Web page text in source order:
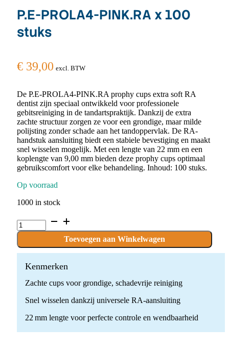
P.E-PROLA4-PINK.RA x 100
stuks
€ 39,00 excl. BTW
De P.E-PROLA4-PINK.RA prophy cups extra soft RA
dentist zijn speciaal ontwikkeld voor professionele
gebitsreiniging in de tandartspraktijk. Dankzij de extra
zachte structuur zorgen ze voor een grondige, maar milde
polijsting zonder schade aan het tandoppervlak. De RA-
handstuk aansluiting biedt een stabiele bevestiging en maakt
snel wisselen mogelijk. Met een lengte van 22 mm en een
koplengte van 9,00 mm bieden deze prophy cups optimaal
gebruikscomfort voor elke behandeling. Inhoud: 100 stuks.
Op voorraad
1000 in stock
P.E-
PROLA4-
x
100
stuks
Toevoegen aan Winkelwagen
Kenmerken
Zachte cups voor grondige, schadevrije reiniging
Snel wisselen dankzij universele RA-aansluiting
22 mm lengte voor perfecte controle en wendbaarheid